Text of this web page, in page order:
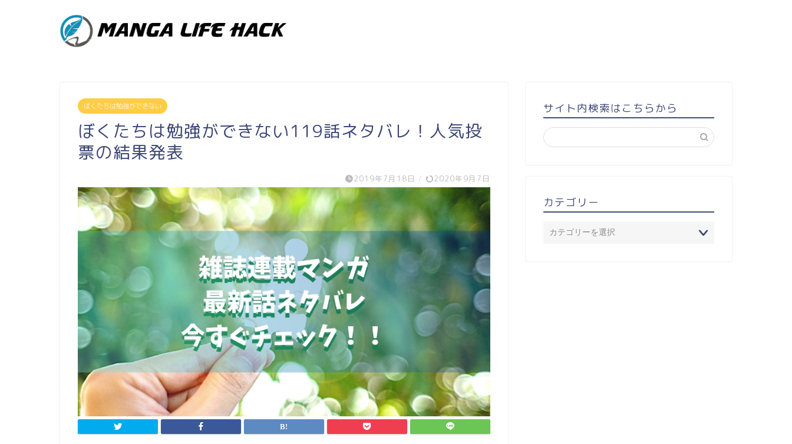
ぼくたちは勉強ができない
ぼくたちは勉強ができない119話ネタバレ！人気投
票の結果発表
2019年7月18日 / 2020年9月7日
サイト内検索はこちらから
カテゴリー